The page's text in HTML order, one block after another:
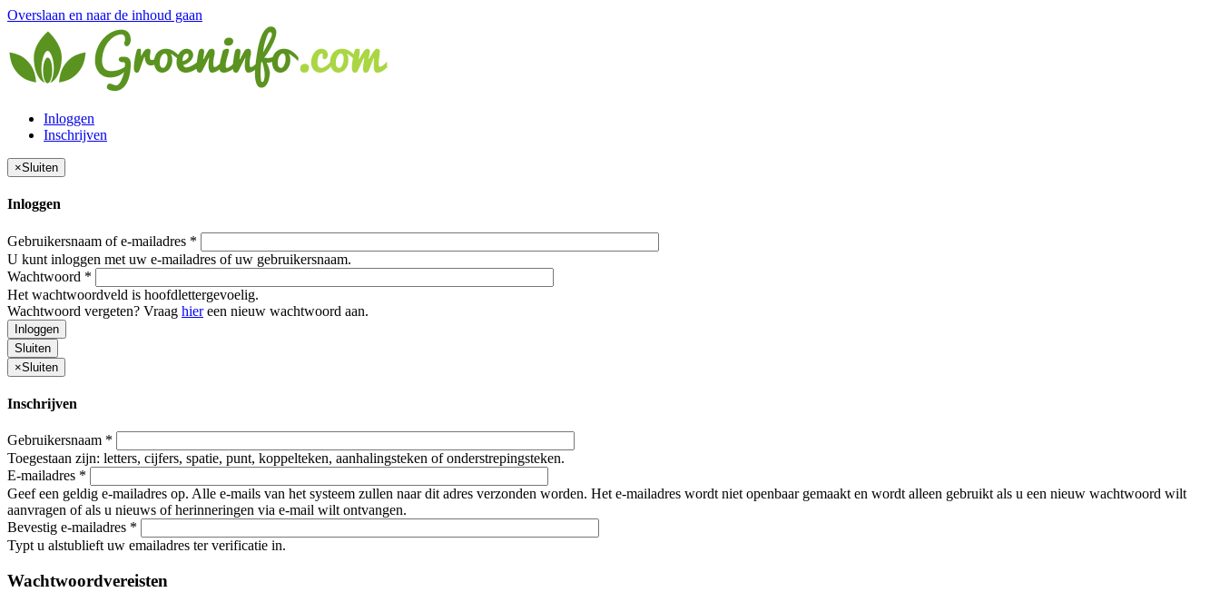
Overslaan en naar de inhoud gaan
Inloggen
Inschrijven
×Sluiten
Inloggen
Gebruikersnaam of e-mailadres *
U kunt inloggen met uw e-mailadres of uw gebruikersnaam.
Wachtwoord *
Het wachtwoordveld is hoofdlettergevoelig.
Wachtwoord vergeten? Vraag hiereen nieuw wachtwoord aan.
Inloggen
Sluiten
×Sluiten
Inschrijven
Gebruikersnaam *
Toegestaan zijn: letters, cijfers, spatie, punt, koppelteken, aanhalingsteken of onderstrepingsteken.
E-mailadres *
Geef een geldig e-mailadres op. Alle e-mails van het systeem zullen naar dit adres verzonden worden. Het e-mailadres wordt niet openbaar gemaakt en wordt alleen gebruikt als u een nieuw wachtwoord wilt
aanvragen of als u nieuws of herinneringen via e-mail wilt ontvangen.
Bevestig e-mailadres *
Typt u alstublieft uw emailadres ter verificatie in.
Wachtwoordvereisten